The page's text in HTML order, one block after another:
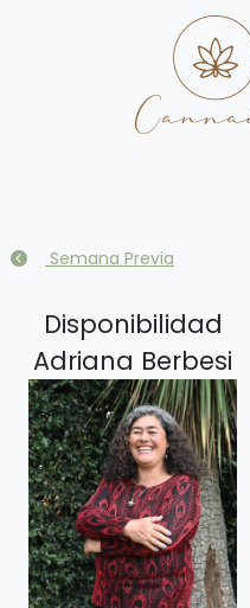
Semana Previa
Disponibilidad
Adriana Berbesi